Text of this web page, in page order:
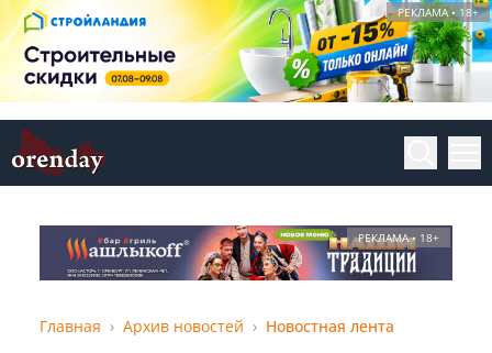
РЕКЛАМА • 18+
РЕКЛАМА • 18+
Главная Архив новостей Новостная лента